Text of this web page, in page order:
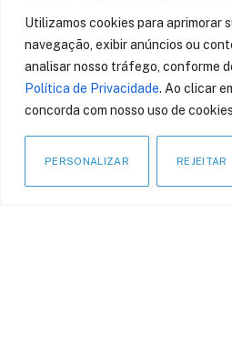
Utilizamos cookies para aprimorar
navegação, exibir anúncios ou
analisar nosso tráfego, conforme
Política de Privacidade. Ao clicar
concorda com nosso uso de
PERSONALIZAR REJEITAR